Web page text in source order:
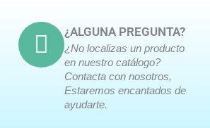
¿ALGUNA PREGUNTA?
¿No localizas un producto
en nuestro catálogo?
Contacta con nosotros,
Estaremos encantados de
ayudarte.